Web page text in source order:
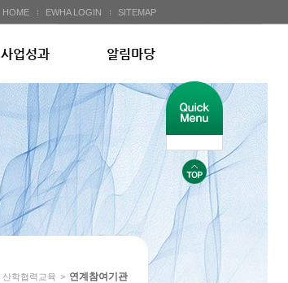
사업성과 알림마당
HOME EWHA LOGIN SITEMAP
산학협력교육 > 연계참여기관